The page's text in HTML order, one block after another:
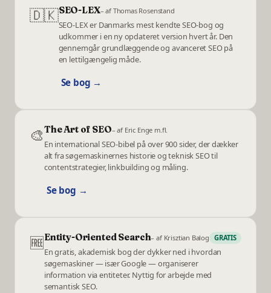
🇩🇰SEO-LEX– afThomas Rosenstand
SEO-LEX er Danmarks mest kendte SEO-bog og
udkommer i en ny opdateret version hvert år. Den
gennemgår grundlæggende og avanceret SEO på
en lettilgængelig måde.
Se bog →
🎨The Art of SEO– af Eric Enge m.fl.
En international SEO-bibel på over 900 sider, der dækker
alt fra søgemaskinernes historie og teknisk SEO til
contentstrategier, linkbuilding og måling.
Se bog →
🆓Entity-Oriented Search– af Krisztian Balog GRATIS
En gratis, akademisk bog der dykker ned i hvordan
søgemaskiner — især Google — organiserer
information via entiteter. Nyttig for arbejde med
semantisk SEO.